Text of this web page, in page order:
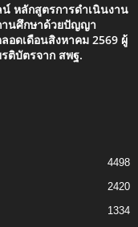
หลักสูตรการดำเนินงาน
นศึกษาด้วยปัญญา
อดเดือนสิงหาคม 2569 ผู้
ติบัตรจาก สพฐ.
4498
2420
1334